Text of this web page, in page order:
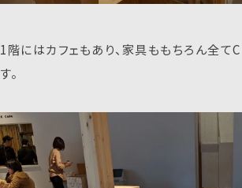
1階にはカフェもあり、家具ももちろん全て
す。